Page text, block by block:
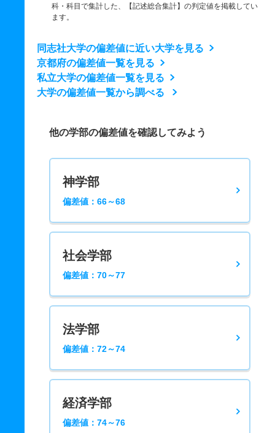
科・科目で集計した、【記述総合集計】の判定値を掲載してい
ます。
同志社大学の偏差値に近い大学を見る
京都府の偏差値一覧を見る
私立大学の偏差値一覧を見る
大学の偏差値一覧から調べる
他の学部の偏差値を確認してみよう
神学部
偏差値：66～68
社会学部
偏差値：70～77
法学部
偏差値：72～74
経済学部
偏差値：74～76